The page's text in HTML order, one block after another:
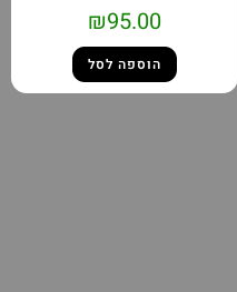
₪95.00
הוספה לסל